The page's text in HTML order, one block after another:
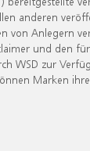
anderen
Anlegern
und den
zur
Marken